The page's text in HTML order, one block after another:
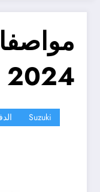
2024
Suzuki